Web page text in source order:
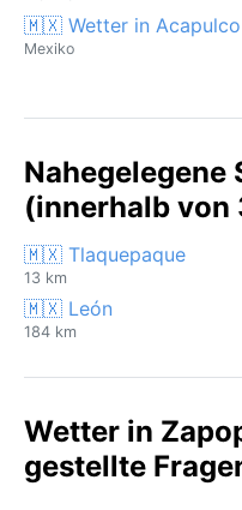
🇲🇽 Wetter in Acapulco
Mexiko
Nahegelegene
(innerhalb von
🇲🇽 Tlaquepaque
13 km
🇲🇽 León
184 km
Wetter in
gestellte